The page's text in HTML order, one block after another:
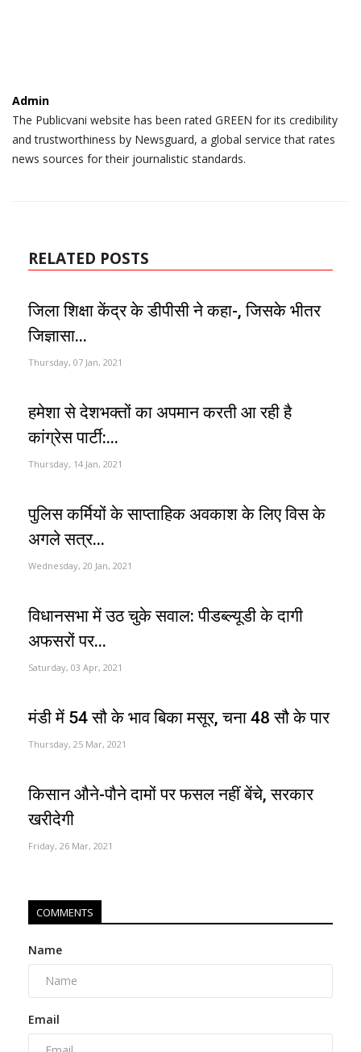
Admin
The Publicvani website has been rated GREEN for its credibility
and trustworthiness by Newsguard, a global service that rates
news sources for their journalistic standards.
RELATED POSTS
जिला शिक्षा केंद्र के डीपीसी ने कहा-, जिसके भीतर
जिज्ञासा...
Thursday, 07 Jan, 2021
हमेशा से देशभक्तों का अपमान करती आ रही है
कांग्रेस पार्टी:...
Thursday, 14 Jan, 2021
पुलिस कर्मियों के साप्ताहिक अवकाश के लिए विस के
अगले सत्र...
Wednesday, 20 Jan, 2021
विधानसभा में उठ चुके सवाल: पीडब्ल्यूडी के दागी
अफसरों पर...
Saturday, 03 Apr, 2021
मंडी में 54 सौ के भाव बिका मसूर, चना 48 सौ के पार
Thursday, 25 Mar, 2021
किसान औने-पौने दामों पर फसल नहीं बेंचे, सरकार
खरीदेगी
Friday, 26 Mar, 2021
COMMENTS
Name
Email